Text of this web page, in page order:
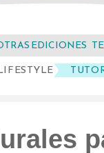
EDICIONES